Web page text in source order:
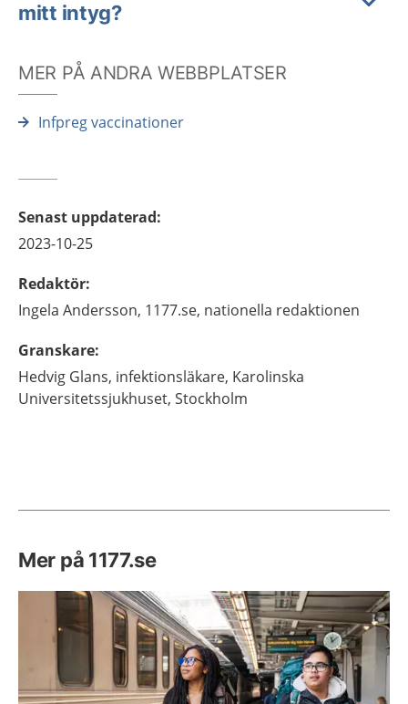
mitt intyg?
MER PÅ ANDRA WEBBPLATSER
Infpreg vaccinationer
Senast uppdaterad:
2023-10-25
Redaktör:
Ingela Andersson, 1177.se, nationella redaktionen
Granskare:
Hedvig Glans, infektionsläkare, Karolinska
Universitetssjukhuset, Stockholm
Mer på 1177.se